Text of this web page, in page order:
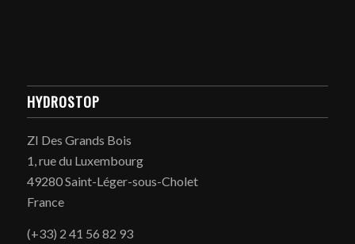
HYDROSTOP
ZI Des Grands Bois
1, rue du Luxembourg
49280 Saint-Léger-sous-Cholet
France
(+33) 2 41 56 82 93